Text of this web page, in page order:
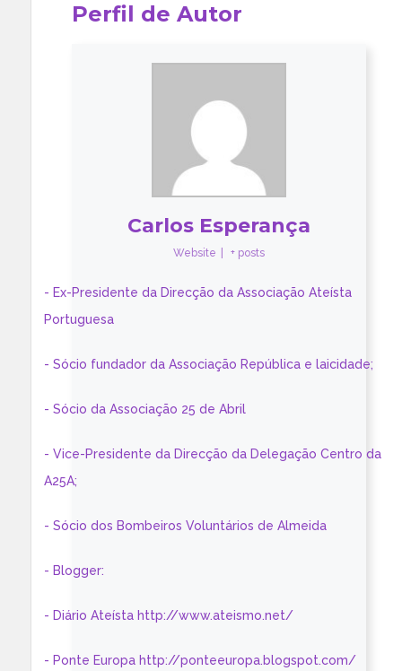
Perfil de Autor
Carlos Esperança
Website + posts
- Ex-Presidente da Direcção da Associação Ateísta
Portuguesa
- Sócio fundador da Associação República e laicidade;
- Sócio da Associação 25 de Abril
- Vice-Presidente da Direcção da Delegação Centro da
A25A;
- Sócio dos Bombeiros Voluntários de Almeida
- Blogger:
- Diário Ateísta http://www.ateismo.net/
- Ponte Europa http://ponteeuropa.blogspot.com/